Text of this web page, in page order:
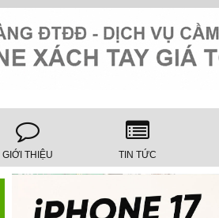
GIỚI THIỆU TIN TỨC